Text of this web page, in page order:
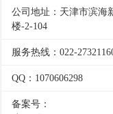
公司地址：天津市滨海
楼-2-104
服务热线：022-
QQ：1070606298
备案号：